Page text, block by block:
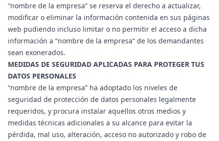
“nombre de la empresa” se reserva el derecho a actualizar,
modificar o eliminar la información contenida en sus páginas
web pudiendo incluso limitar o no permitir el acceso a dicha
información a “nombre de la empresa” de los demandantes
sean exonerados.
MEDIDAS DE SEGURIDAD APLICADAS PARA PROTEGER TUS
DATOS PERSONALES
“nombre de la empresa” ha adoptado los niveles de
seguridad de protección de datos personales legalmente
requeridos, y procura instalar aquellos otros medios y
medidas técnicas adicionales a su alcance para evitar la
pérdida, mal uso, alteración, acceso no autorizado y robo de